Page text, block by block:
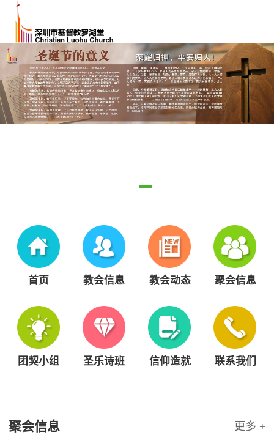
首页 教会信息 教会动态 聚会信息
团契小组 圣乐诗班 信仰造就 联系我们
聚会信息 更多 +